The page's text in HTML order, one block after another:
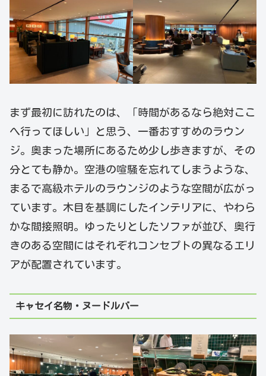
まず最初に訪れたのは、「時間があるなら絶対ここ
へ行ってほしい」と思う、一番おすすめのラウン
ジ。奥まった場所にあるため少し歩きますが、その
分とても静か。空港の喧騒を忘れてしまうような、
まるで高級ホテルのラウンジのような空間が広がっ
ています。木目を基調にしたインテリアに、やわら
かな間接照明。ゆったりとしたソファが並び、奥行
きのある空間にはそれぞれコンセプトの異なるエリ
アが配置されています。
キャセイ名物・ヌードルバー